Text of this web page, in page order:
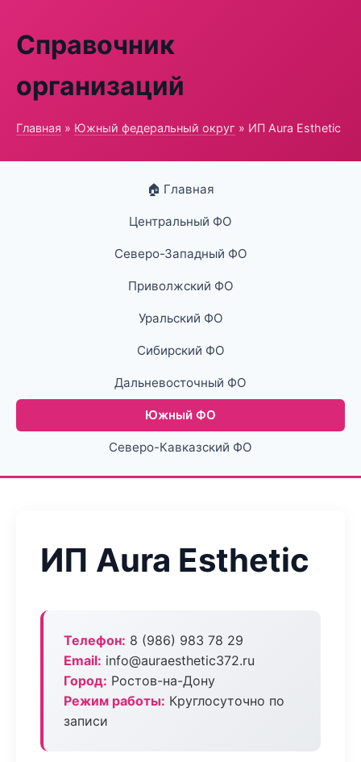
Справочник
организаций
Главная » Южный федеральный округ » ИП Aura Esthetic
🏠 Главная
Центральный ФО
Северо-Западный ФО
Приволжский ФО
Уральский ФО
Сибирский ФО
Дальневосточный ФО
Южный ФО
Северо-Кавказский ФО
ИП Aura Esthetic
Телефон: 8 (986) 983 78 29
Email: info@auraesthetic372.ru
Город: Ростов-на-Дону
Режим работы: Круглосуточно по
записи